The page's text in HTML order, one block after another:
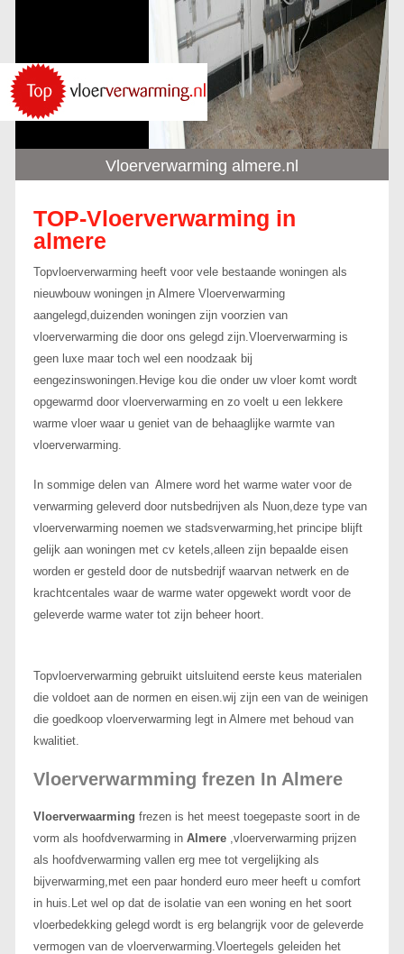
Vloerverwarming almere.nl
TOP-Vloerverwarming in
almere
Topvloerverwarming heeft voor vele bestaande woningen als
nieuwbouw woningen in Almere Vloerverwarming
aangelegd,duizenden woningen zijn voorzien van
vloerverwarming die door ons gelegd zijn.Vloerverwarming is
geen luxe maar toch wel een noodzaak bij
eengezinswoningen.Hevige kou die onder uw vloer komt wordt
opgewarmd door vloerverwarming en zo voelt u een lekkere
warme vloer waar u geniet van de behaaglijke warmte van
vloerverwarming.
In sommige delen van Almere word het warme water voor de
verwarming geleverd door nutsbedrijven als Nuon,deze type van
vloerverwarming noemen we stadsverwarming,het principe blijft
gelijk aan woningen met cv ketels,alleen zijn bepaalde eisen
worden er gesteld door de nutsbedrijf waarvan netwerk en de
krachtcentales waar de warme water opgewekt wordt voor de
geleverde warme water tot zijn beheer hoort.
Topvloerverwarming gebruikt uitsluitend eerste keus materialen
die voldoet aan de normen en eisen.wij zijn een van de weinigen
die goedkoop vloerverwarming legt in Almere met behoud van
kwalitiet.
Vloerverwarmming frezen In Almere
Vloerverwaarming frezen is het meest toegepaste soort in de
vorm als hoofdverwarming in Almere ,vloerverwarming prijzen
als hoofdverwarming vallen erg mee tot vergelijking als
bijverwarming,met een paar honderd euro meer heeft u comfort
in huis.Let wel op dat de isolatie van een woning en het soort
vloerbedekking gelegd wordt is erg belangrijk voor de geleverde
vermogen van de vloerverwarming.Vloertegels geleiden het